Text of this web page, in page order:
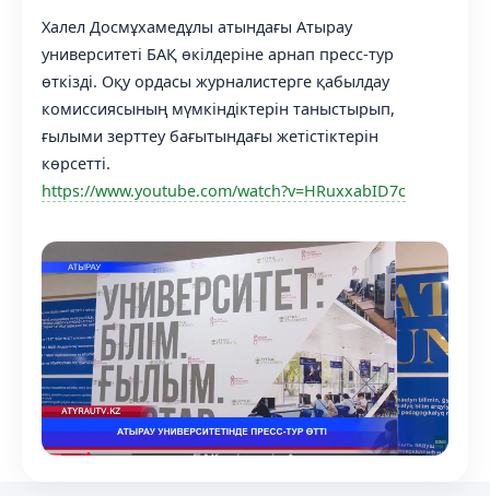
Халел Досмұхамедұлы атындағы Атырау
университеті БАҚ өкілдеріне арнап пресс-тур
өткізді. Оқу ордасы журналистерге қабылдау
комиссиясының мүмкіндіктерін таныстырып,
ғылыми зерттеу бағытындағы жетістіктерін
көрсетті.
https://www.youtube.com/watch?v=HRuxxabID7c